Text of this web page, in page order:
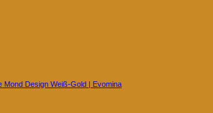
Mond Design Weiß-Gold | Evomina